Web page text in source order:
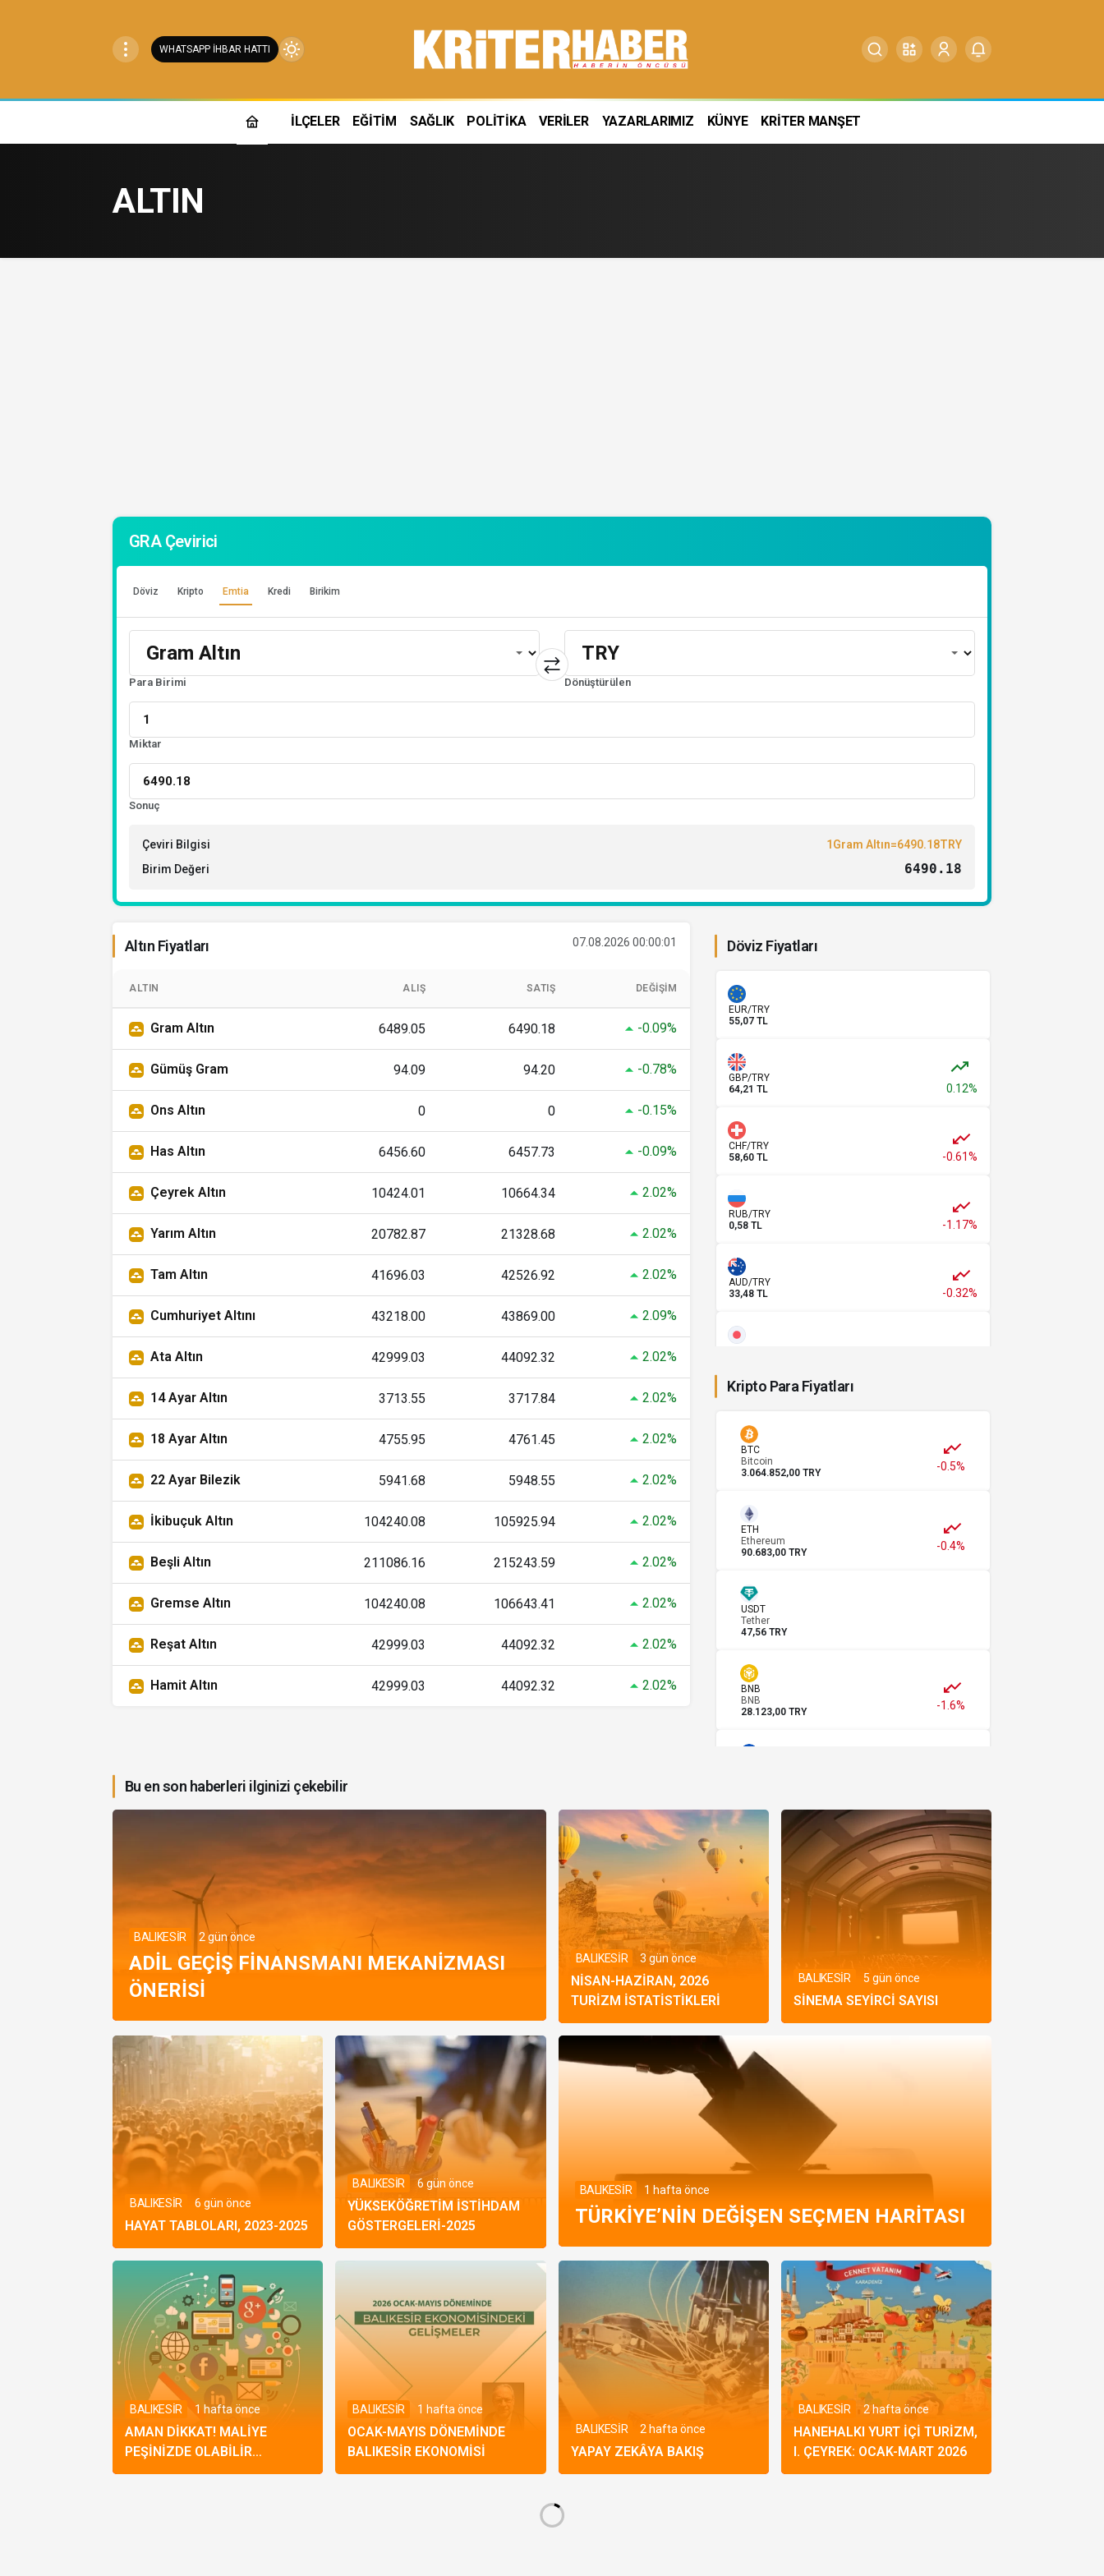
WHATSAPP İHBAR HATTI
Mod
İLÇELER EĞİTİM SAĞLIK POLİTİKA VERİLER YAZARLARIMIZ KÜNYE KRİTER MANŞET
ALTIN
GRA Çevirici
Döviz Kripto Emtia Kredi Birikim
Para Birimi Dönüştürülen
Miktar
Sonuç
Çeviri Bilgisi
1Gram Altın=6490.18TRY
Birim Değeri
6490.18
Altın Fiyatları 07.08.2026 00:00:01
ALTIN ALIŞ SATIŞ DEĞIŞIM
Gram Altın 6489.05 6490.18 -0.09%
Gümüş Gram 94.09 94.20 -0.78%
Ons Altın 0 0 -0.15%
Has Altın 6456.60 6457.73 -0.09%
Çeyrek Altın 10424.01 10664.34 2.02%
Yarım Altın 20782.87 21328.68 2.02%
Tam Altın 41696.03 42526.92 2.02%
Cumhuriyet Altını 43218.00 43869.00 2.09%
Ata Altın 42999.03 44092.32 2.02%
14 Ayar Altın 3713.55 3717.84 2.02%
18 Ayar Altın 4755.95 4761.45 2.02%
22 Ayar Bilezik 5941.68 5948.55 2.02%
İkibuçuk Altın 104240.08 105925.94 2.02%
Beşli Altın 211086.16 215243.59 2.02%
Gremse Altın 104240.08 106643.41 2.02%
Reşat Altın 42999.03 44092.32 2.02%
Hamit Altın 42999.03 44092.32 2.02%
Döviz Fiyatları
EUR/TRY
55,07 TL
GBP/TRY
64,21 TL
0.12%
CHF/TRY
58,60 TL
-0.61%
RUB/TRY
0,58 TL
-1.17%
AUD/TRY
33,48 TL
-0.32%
7,05 TL
Kripto Para Fiyatları
BTC
Bitcoin
3.064.852,00 TRY
-0.5%
ETH
Ethereum
90.683,00 TRY
-0.4%
USDT
Tether
47,56 TRY
BNB
BNB
28.123,00 TRY
-1.6%
XRP
XRP
-2.9%
SOL
Solana
-2.2%
Bu en son haberleri ilginizi çekebilir
BALIKESİR 2 gün önce
ADIL GEÇIŞ FINANSMANI MEKANIZMASI
ÖNERISI
BALIKESİR 3 gün önce
NISAN-HAZIRAN, 2026
TURIZM İSTATISTIKLERI
BALIKESİR 5 gün önce
SINEMA SEYIRCI SAYISI
BALIKESİR 6 gün önce
HAYAT TABLOLARI, 2023-2025
BALIKESİR 6 gün önce
YÜKSEKÖĞRETIM İSTIHDAM
GÖSTERGELERI-2025
BALIKESİR 1 hafta önce
TÜRKIYE’NIN DEĞIŞEN SEÇMEN HARITASI
BALIKESİR 1 hafta önce
AMAN DIKKAT! MALIYE
PEŞINIZDE OLABILIR…
BALIKESİR 1 hafta önce
OCAK-MAYIS DÖNEMINDE
BALIKESIR EKONOMISI
BALIKESİR 2 hafta önce
YAPAY ZEKÂYA BAKIŞ
BALIKESİR 2 hafta önce
HANEHALKI YURT İÇI TURIZM,
I. ÇEYREK: OCAK-MART 2026